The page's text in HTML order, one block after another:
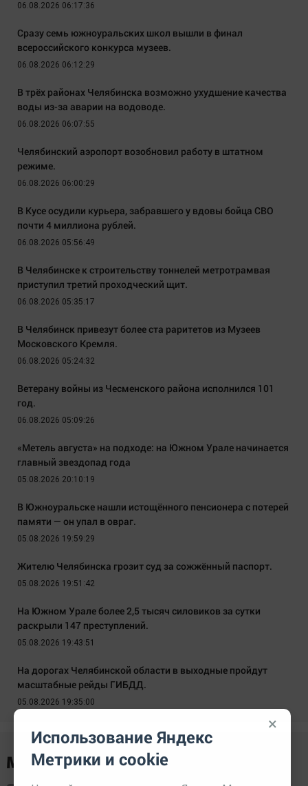
06.08.2026 06:17:36
Сразу семь южноуральских школ вышли в финал
всероссийского конкурса музеев.
06.08.2026 06:12:29
В трёх районах Челябинска возможно ухудшение качества
воды из-за аварии на водоводе.
06.08.2026 06:07:55
Челябинский аэропорт возобновил работу в штатном
режиме.
06.08.2026 06:00:29
В Кусе осудили курьера, забравшего у вдовы бойца СВО
почти 4 миллиона рублей.
06.08.2026 05:56:49
В Челябинске к строительству тоннелей метротрамвая
приступил третий проходческий щит.
06.08.2026 05:35:17
В Челябинск привезут более ста раритетов из Музеев
Московского Кремля.
06.08.2026 05:24:32
Ветерану войны из Чесменского района исполнился 101
год.
06.08.2026 05:09:26
«Метель августа» на подходе: на Южном Урале начинается
главный звездопад года
05.08.2026 20:10:19
В Южноуральске нашли истощённого пенсионера с потерей
памяти — он упал в овраг.
05.08.2026 19:59:29
Жителю Челябинска грозит суд за сожжённый паспорт.
05.08.2026 19:51:42
На Южном Урале более 2,5 тысяч силовиков за сутки
раскрыли 147 преступлений.
05.08.2026 19:43:51
На дорогах Челябинской области в выходные пройдут
масштабные рейды ГИБДД.
05.08.2026 19:35:00
×
Использование Яндекс
Метрики и cookie